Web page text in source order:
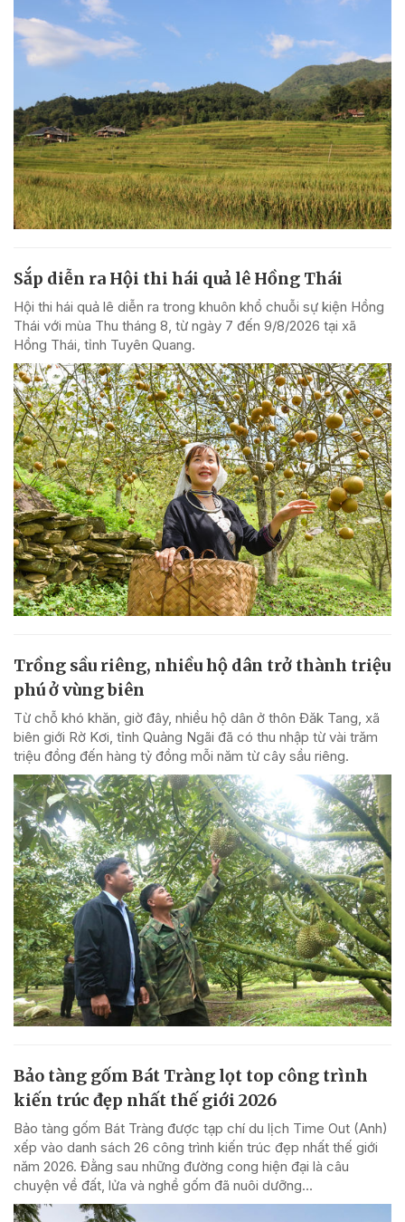
Sắp diễn ra Hội thi hái quả lê Hồng Thái
Hội thi hái quả lê diễn ra trong khuôn khổ chuỗi sự kiện Hồng
Thái với mùa Thu tháng 8, từ ngày 7 đến 9/8/2026 tại xã
Hồng Thái, tỉnh Tuyên Quang.
Trồng sầu riêng, nhiều hộ dân trở thành triệu
phú ở vùng biên
Từ chỗ khó khăn, giờ đây, nhiều hộ dân ở thôn Đăk Tang, xã
biên giới Rờ Kơi, tỉnh Quảng Ngãi đã có thu nhập từ vài trăm
triệu đồng đến hàng tỷ đồng mỗi năm từ cây sầu riêng.
Bảo tàng gốm Bát Tràng lọt top công trình
kiến trúc đẹp nhất thế giới 2026
Bảo tàng gốm Bát Tràng được tạp chí du lịch Time Out (Anh)
xếp vào danh sách 26 công trình kiến trúc đẹp nhất thế giới
năm 2026. Đằng sau những đường cong hiện đại là câu
chuyện về đất, lửa và nghề gốm đã nuôi dưỡng...